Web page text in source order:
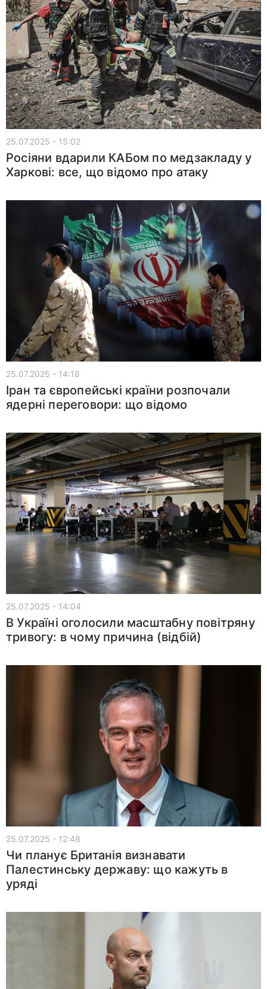
25.07.2025 - 15:02
Росіяни вдарили КАБом по медзакладу у
Харкові: все, що відомо про атаку
25.07.2025 - 14:18
Іран та європейські країни розпочали
ядерні переговори: що відомо
25.07.2025 - 14:04
В Україні оголосили масштабну повітряну
тривогу: в чому причина (відбій)
25.07.2025 - 12:48
Чи планує Британія визнавати
Палестинську державу: що кажуть в
уряді